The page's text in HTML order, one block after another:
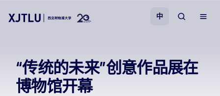
招生
中
“传统的未来”创意作品展在
博物馆开幕